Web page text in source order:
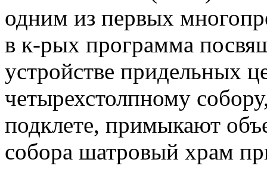
одним из первых
в к-рых программа
устройстве придельных
четырехстолпному
подклете, примыкают
собора шатровый храм